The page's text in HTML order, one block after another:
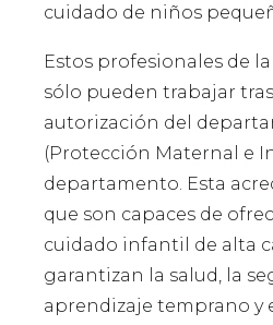
cuidado de niños
Estos profesionales de la
sólo pueden trabajar
autorización del
(Protección Maternal e
departamento. Esta
que son capaces de
cuidado infantil de alta
garantizan la salud, la
aprendizaje temprano y